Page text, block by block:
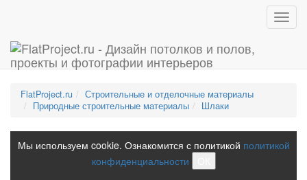
FlatProject.ru
Строительные и отделочные материалы
Природные строительные материалы
Шлаки
Мы используем cookie. Ознакомится с политикой политикой
конфиденциальности